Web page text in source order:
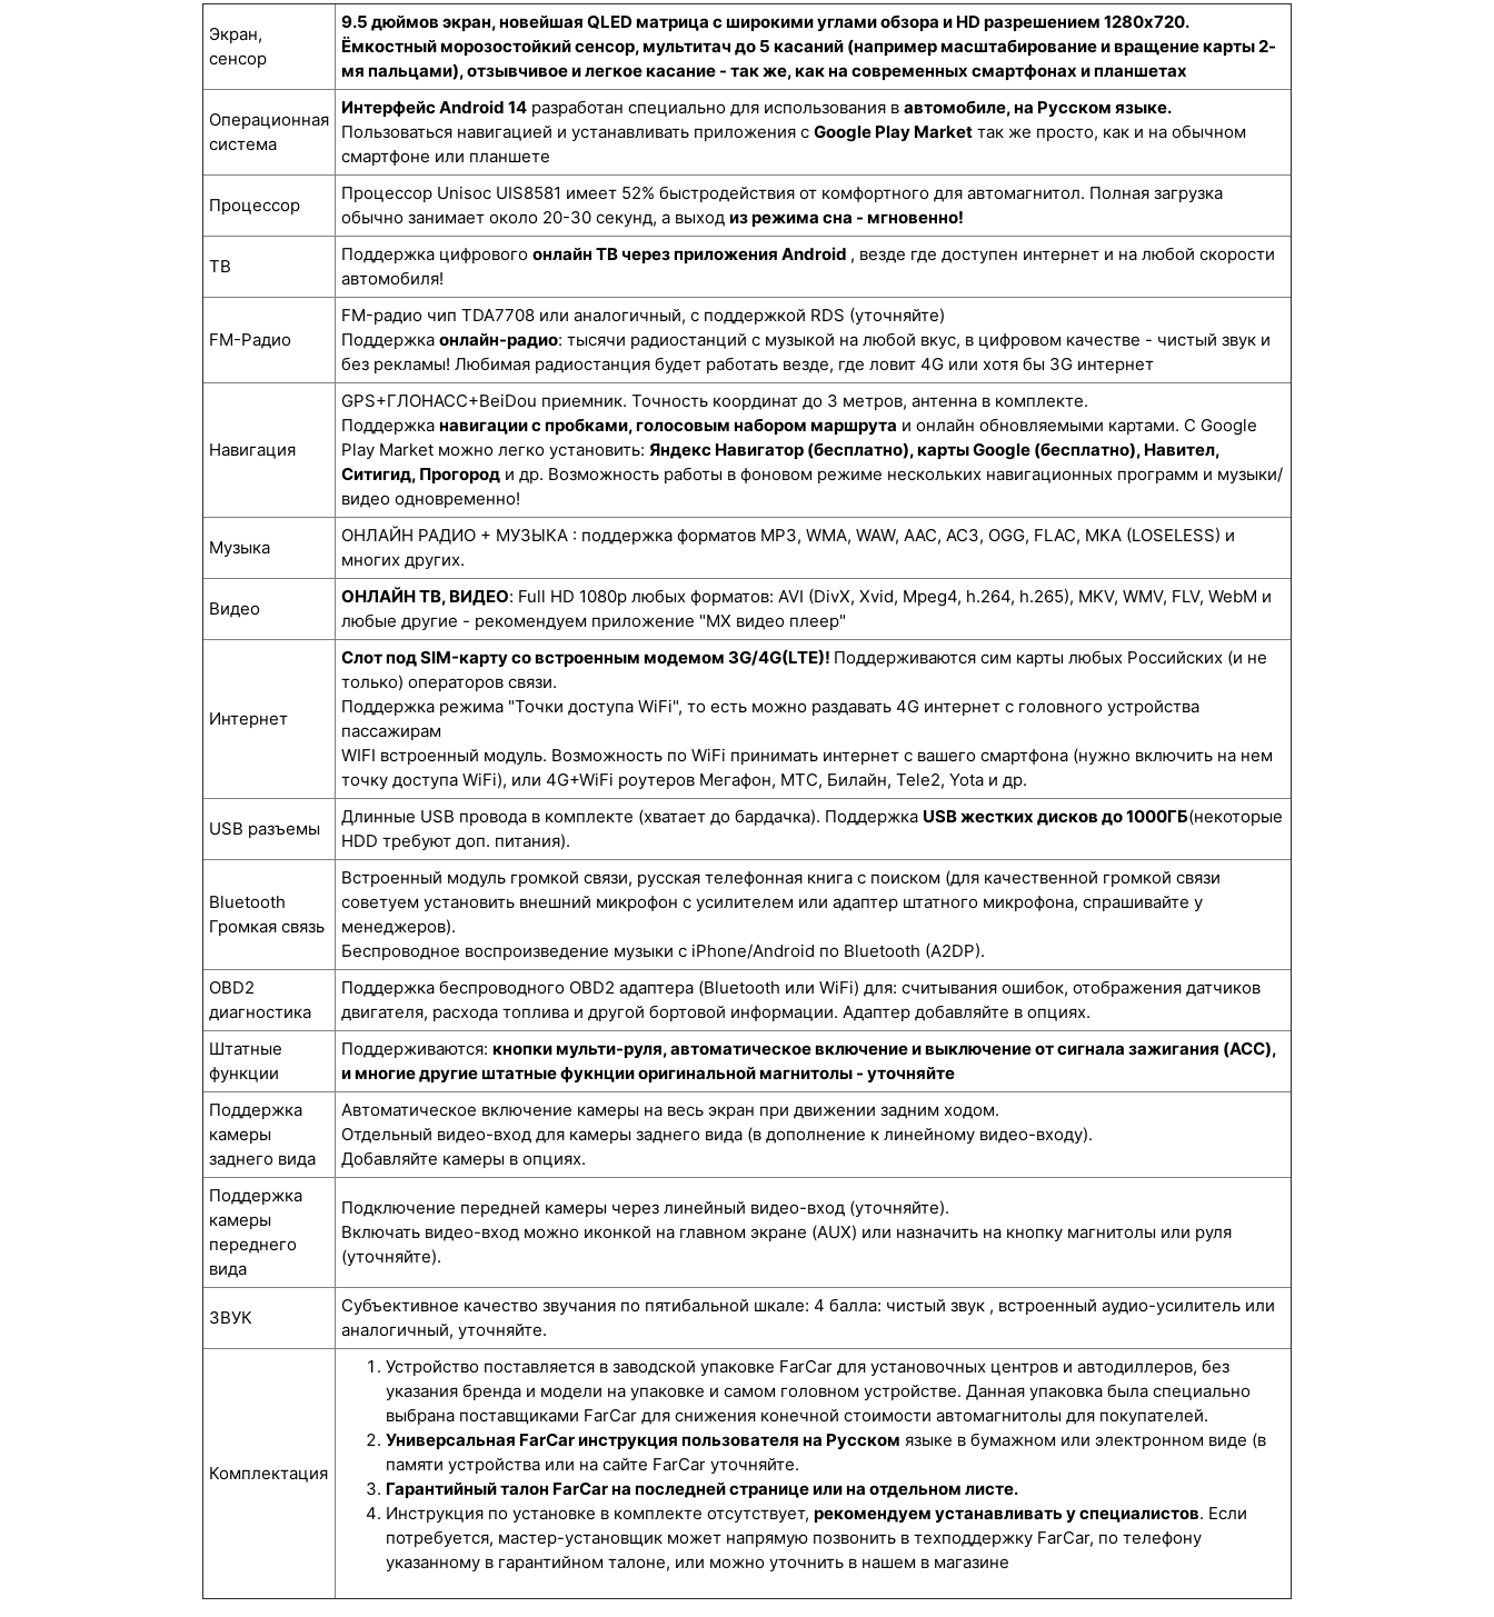
Экран,
сенсор
9.5 дюймов экран, новейшая QLED матрица с широкими углами обзора и HD разрешением 1280x720.
Ёмкостный морозостойкий сенсор, мультитач до 5 касаний (например масштабирование и вращение карты 2-
мя пальцами), отзывчивое и легкое касание - так же, как на современных смартфонах и планшетах
Операционная
система
Интерфейс Android 14 разработан специально для использования в автомобиле, на Русском языке.
Пользоваться навигацией и устанавливать приложения с Google Play Market так же просто, как и на обычном
смартфоне или планшете
Процессор
Процессор Unisoc UIS8581 имеет 52% быстродействия от комфортного для автомагнитол. Полная загрузка
обычно занимает около 20-30 секунд, а выход из режима сна - мгновенно!
ТВ
Поддержка цифрового онлайн ТВ через приложения Android , везде где доступен интернет и на любой скорости
автомобиля!
FM-Радио
FM-радио чип TDA7708 или аналогичный, с поддержкой RDS (уточняйте)
Поддержка онлайн-радио: тысячи радиостанций с музыкой на любой вкус, в цифровом качестве - чистый звук и
без рекламы! Любимая радиостанция будет работать везде, где ловит 4G или хотя бы 3G интернет
Навигация
GPS+ГЛОНАСС+BeiDou приемник. Точность координат до 3 метров, антенна в комплекте.
Поддержка навигации с пробками, голосовым набором маршрута и онлайн обновляемыми картами. С Google
Play Market можно легко установить: Яндекс Навигатор (бесплатно), карты Google (бесплатно), Навител,
Ситигид, Прогород и др. Возможность работы в фоновом режиме нескольких навигационных программ и музыки/
видео одновременно!
Музыка
ОНЛАЙН РАДИО + МУЗЫКА : поддержка форматов MP3, WMA, WAW, AAC, AC3, OGG, FLAC, MKA (LOSELESS) и
многих других.
Видео
ОНЛАЙН ТВ, ВИДЕО: Full HD 1080p любых форматов: AVI (DivX, Xvid, Mpeg4, h.264, h.265), MKV, WMV, FLV, WebM и
любые другие - рекомендуем приложение "MX видео плеер"
Интернет
Слот под SIM-карту со встроенным модемом 3G/4G(LTE)! Поддерживаются сим карты любых Российских (и не
только) операторов связи.
Поддержка режима "Точки доступа WiFi", то есть можно раздавать 4G интернет с головного устройства
пассажирам
WIFI встроенный модуль. Возможность по WiFi принимать интернет с вашего смартфона (нужно включить на нем
точку доступа WiFi), или 4G+WiFi роутеров Мегафон, МТС, Билайн, Tele2, Yota и др.
USB разъемы
Длинные USB провода в комплекте (хватает до бардачка). Поддержка USB жестких дисков до 1000ГБ(некоторые
HDD требуют доп. питания).
Bluetooth
Громкая связь
Встроенный модуль громкой связи, русская телефонная книга с поиском (для качественной громкой связи
советуем установить внешний микрофон с усилителем или адаптер штатного микрофона, спрашивайте у
менеджеров).
Беспроводное воспроизведение музыки с iPhone/Android по Bluetooth (A2DP).
OBD2
диагностика
Поддержка беспроводного OBD2 адаптера (Bluetooth или WiFi) для: считывания ошибок, отображения датчиков
двигателя, расхода топлива и другой бортовой информации. Адаптер добавляйте в опциях.
Штатные
функции
Поддерживаются: кнопки мульти-руля, автоматическое включение и выключение от сигнала зажигания (ACC),
и многие другие штатные фукнции оригинальной магнитолы - уточняйте
Поддержка
камеры
заднего вида
Автоматическое включение камеры на весь экран при движении задним ходом.
Отдельный видео-вход для камеры заднего вида (в дополнение к линейному видео-входу).
Добавляйте камеры в опциях.
Поддержка
камеры
переднего
вида
Подключение передней камеры через линейный видео-вход (уточняйте).
Включать видео-вход можно иконкой на главном экране (AUX) или назначить на кнопку магнитолы или руля
(уточняйте).
ЗВУК
Субъективное качество звучания по пятибальной шкале: 4 балла: чистый звук , встроенный аудио-усилитель или
аналогичный, уточняйте.
Комплектация
Устройство поставляется в заводской упаковке FarCar для установочных центров и автодиллеров, без
указания бренда и модели на упаковке и самом головном устройстве. Данная упаковка была специально
выбрана поставщиками FarCar для снижения конечной стоимости автомагнитолы для покупателей.
Универсальная FarCar инструкция пользователя на Русском языке в бумажном или электронном виде (в
памяти устройства или на сайте FarCar уточняйте.
Гарантийный талон FarCar на последней странице или на отдельном листе.
Инструкция по установке в комплекте отсутствует, рекомендуем устанавливать у специалистов. Если
потребуется, мастер-установщик может напрямую позвонить в техподдержку FarCar, по телефону
указанному в гарантийном талоне, или можно уточнить в нашем в магазине